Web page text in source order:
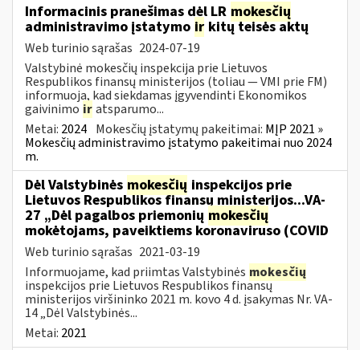
Informacinis pranešimas dėl LR mokesčių
administravimo įstatymo ir kitų teisės aktų
Web turinio sąrašas 2024-07-19
Valstybinė mokesčių inspekcija prie Lietuvos
Respublikos finansų ministerijos (toliau — VMI prie FM)
informuoja, kad siekdamas įgyvendinti Ekonomikos
gaivinimo iratsparumo...
Metai: 2024 Mokesčių įstatymų pakeitimai: MĮP 2021 »
Mokesčių administravimo įstatymo pakeitimai nuo 2024
m.
Dėl Valstybinės mokesčių inspekcijos prie
Lietuvos Respublikos finansų ministerijos...VA-
27 „Dėl pagalbos priemonių mokesčių
mokėtojams, paveiktiems koronaviruso (COVID
Web turinio sąrašas 2021-03-19
Informuojame, kad priimtas Valstybinės mokesčių
inspekcijos prie Lietuvos Respublikos finansų
ministerijos viršininko 2021 m. kovo 4 d. įsakymas Nr. VA-
14 „Dėl Valstybinės...
Metai: 2021